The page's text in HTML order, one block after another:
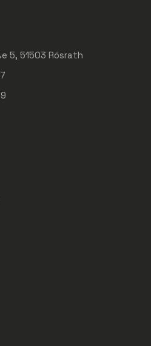
5, 51503 Rösrath